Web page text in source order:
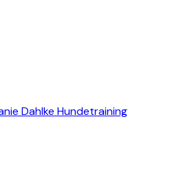
Dahlke Hundetraining